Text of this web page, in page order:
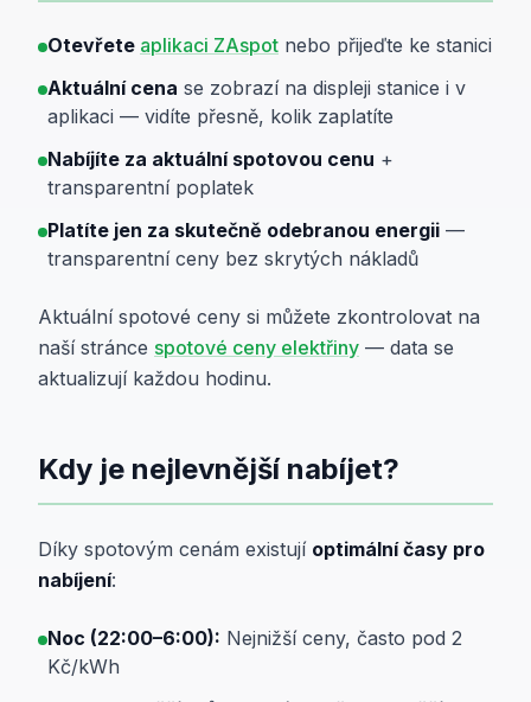
Otevřete aplikaci ZAspot nebo přijeďte ke stanici
Aktuální cena se zobrazí na displeji stanice i v
aplikaci — vidíte přesně, kolik zaplatíte
Nabíjíte za aktuální spotovou cenu +
transparentní poplatek
Platíte jen za skutečně odebranou energii —
transparentní ceny bez skrytých nákladů
Aktuální spotové ceny si můžete zkontrolovat na
naší stránce spotové ceny elektřiny — data se
aktualizují každou hodinu.
Kdy je nejlevnější nabíjet?
Díky spotovým cenám existují optimální časy pro
nabíjení:
Noc (22:00–6:00): Nejnižší ceny, často pod 2
Kč/kWh